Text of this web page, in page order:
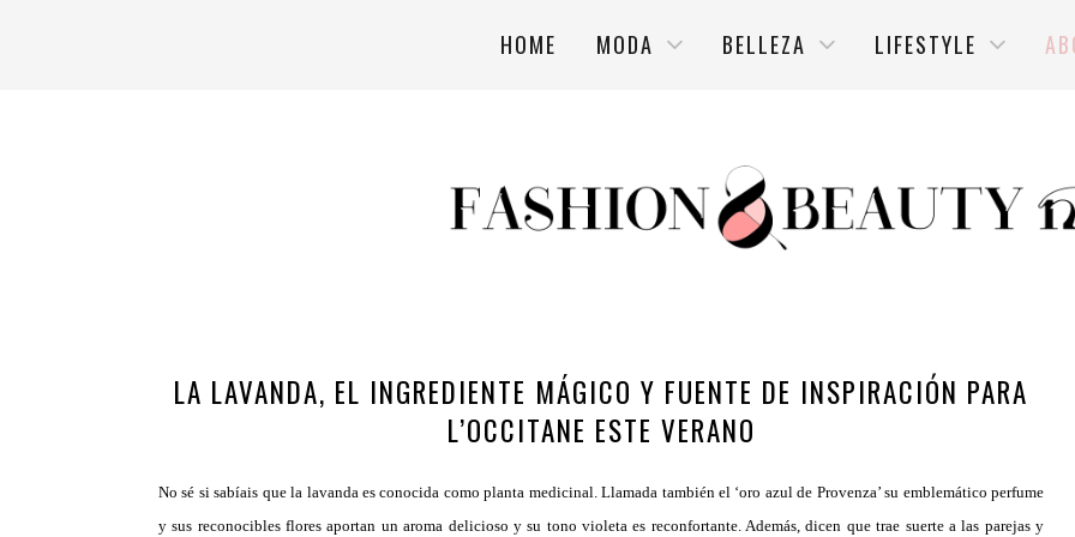
HOME MODA BELLEZA LIFESTYLE
LA LAVANDA, EL INGREDIENTE MÁGICO Y FUENTE DE INSPIRACIÓN PARA
L’OCCITANE ESTE VERANO
No sé si sabíais que la lavanda es conocida como planta medicinal. Llamada también el ‘oro azul de Provenza’ su emblemático perfume
y sus reconocibles flores aportan un aroma delicioso y su tono violeta es reconfortante. Además, dicen que trae suerte a las parejas y